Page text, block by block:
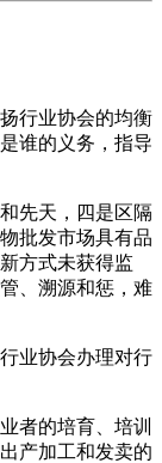
行业协会的均衡
谁的义务，指导
先天，四是区隔
批发市场具有品
方式未获得监
、溯源和惩，难
业协会办理对行
者的培育、培训
产加工和发卖的